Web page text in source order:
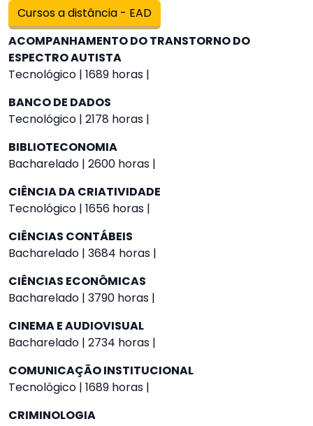
Cursos a distância - EAD
ACOMPANHAMENTO DO TRANSTORNO DO
ESPECTRO AUTISTA
Tecnológico | 1689 horas |
BANCO DE DADOS
Tecnológico | 2178 horas |
BIBLIOTECONOMIA
Bacharelado | 2600 horas |
CIÊNCIA DA CRIATIVIDADE
Tecnológico | 1656 horas |
CIÊNCIAS CONTÁBEIS
Bacharelado | 3684 horas |
CIÊNCIAS ECONÔMICAS
Bacharelado | 3790 horas |
CINEMA E AUDIOVISUAL
Bacharelado | 2734 horas |
COMUNICAÇÃO INSTITUCIONAL
Tecnológico | 1689 horas |
CRIMINOLOGIA